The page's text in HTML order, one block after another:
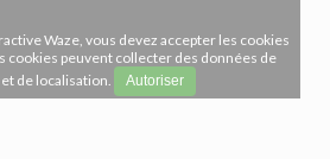
Waze, vous devez accepter les cookies
cookies peuvent collecter des données de
de localisation.
Autoriser